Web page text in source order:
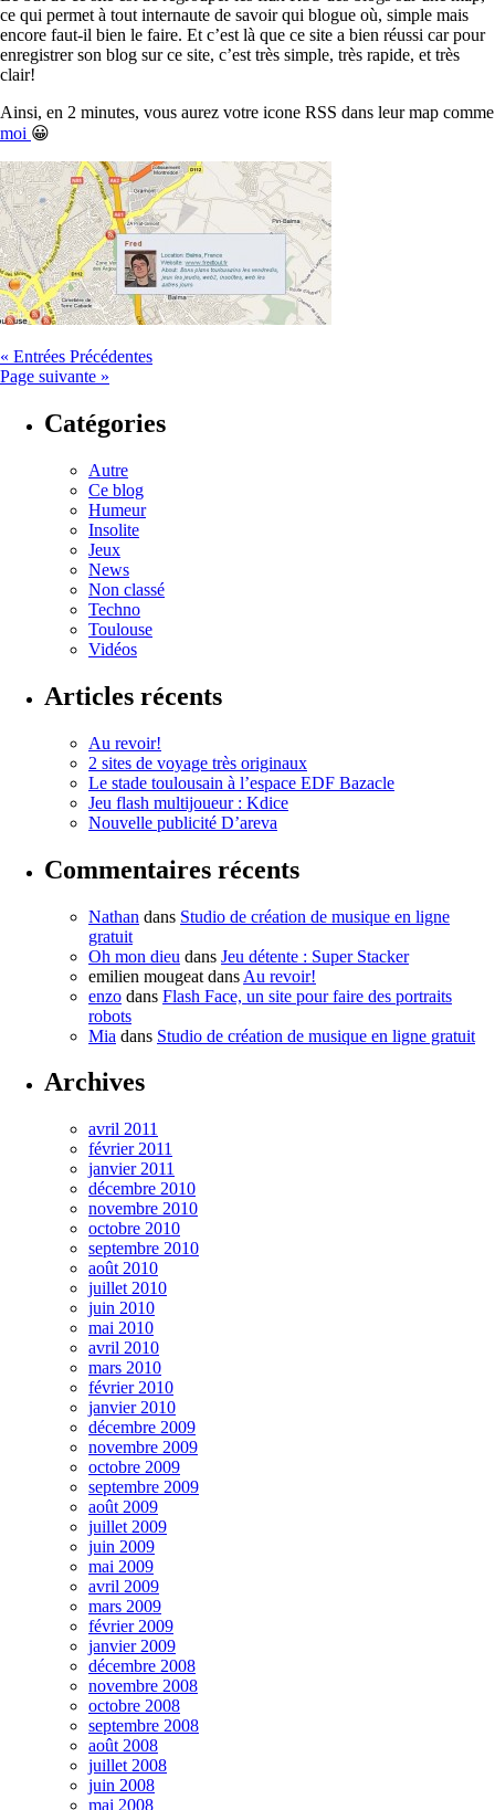
ce qui permet à tout internaute de savoir qui blogue où, simple mais
encore faut-il bien le faire. Et c’est là que ce site a bien réussi car pour
enregistrer son blog sur ce site, c’est très simple, très rapide, et très
clair!
Ainsi, en 2 minutes, vous aurez votre icone RSS dans leur map comme
moi 😀
« Entrées Précédentes
Page suivante »
Catégories
Autre
Ce blog
Humeur
Insolite
Jeux
News
Non classé
Techno
Toulouse
Vidéos
Articles récents
Au revoir!
2 sites de voyage très originaux
Le stade toulousain à l’espace EDF Bazacle
Jeu flash multijoueur : Kdice
Nouvelle publicité D’areva
Commentaires récents
Nathan dans Studio de création de musique en ligne
gratuit
Oh mon dieu dans Jeu détente : Super Stacker
emilien mougeat dans Au revoir!
enzo dans Flash Face, un site pour faire des portraits
robots
Mia dans Studio de création de musique en ligne gratuit
Archives
avril 2011
février 2011
janvier 2011
décembre 2010
novembre 2010
octobre 2010
septembre 2010
août 2010
juillet 2010
juin 2010
mai 2010
avril 2010
mars 2010
février 2010
janvier 2010
décembre 2009
novembre 2009
octobre 2009
septembre 2009
août 2009
juillet 2009
juin 2009
mai 2009
avril 2009
mars 2009
février 2009
janvier 2009
décembre 2008
novembre 2008
octobre 2008
septembre 2008
août 2008
juillet 2008
juin 2008
mai 2008